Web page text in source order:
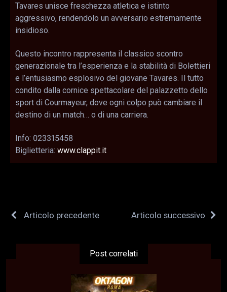
Tavares unisce freschezza atletica e istinto
aggressivo, rendendolo un avversario estremamente
insidioso.
Questo incontro rappresenta il classico scontro
generazionale tra l’esperienza e la stabilità di Bolettieri
e l’entusiasmo esplosivo del giovane Tavares. Il tutto
condito dalla cornice spettacolare del palazzetto dello
sport di Courmayeur, dove ogni colpo può cambiare il
destino di un match… o di una carriera.
Info: 023315458
Biglietteria: www.clappit.it
Articolo precedente Articolo successivo
Post correlati